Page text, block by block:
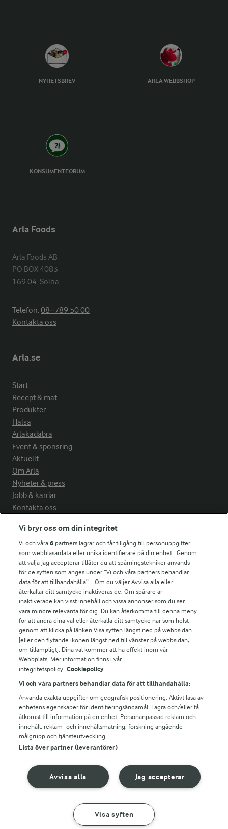
GÖR SÅ HÄR INGREDIENSER
NYHETSBREV ARLA WEBBSHOP
KONSUMENTFORUM
Arla Foods
Arla Foods AB
PO BOX 4083
169 04  Solna
Telefon:08−789 50 00
Kontakta oss
Arla.se
Start
Recept & mat
Produkter
Hälsa
Arlakadabra
Event & sponsring
Aktuellt
Om Arla
Nyheter & press
Jobb & karriär
Kontakta oss
Arla in other countries
Fler Arlasajter
För ägare
Arlas kundportal
Arla.com
Falbygdens Ost
Arla webbshop
Bildbank
Följ oss
© 2026 Arla Foods
Vi bryr oss om din integritet
Vi och våra6 partners lagrar och får tillgång till personuppgifter
som webbläsardata eller unika identifierare på din enhet . Genom
att välja Jag accepterar tillåter du att spårningstekniker används
för de syften som anges under ”Vi och våra partners behandlar
data för att tillhandahålla”. . Om du väljer Avvisa alla eller
återkallar ditt samtycke inaktiveras de. Om spårare är
inaktiverade kan visst innehåll och vissa annonser som du ser
vara mindre relevanta för dig. Du kan återkomma till denna meny
för att ändra dina val eller återkalla ditt samtycke när som helst
genom att klicka på länken Visa syften längst ned på webbsidan
[eller den flytande ikonen längst ned till vänster på webbsidan,
om tillämpligt]. Dina val kommer att ha effekt inom vår
Webbplats. Mer information finns i vår
integritetspolicy. Cookiepolicy
Vi och våra partners behandlar data för att tillhandahålla:
Använda exakta uppgifter om geografisk positionering. Aktivt läsa av
enhetens egenskaper för identifieringsändamål. Lagra och/eller få
åtkomst till information på en enhet. Personanpassad reklam och
innehåll, reklam- och innehållsmätning, forskning angående
målgrupp och tjänsteutveckling.
Lista över partner (leverantörer)
Jag accepterar
Avvisa alla
Visa syften